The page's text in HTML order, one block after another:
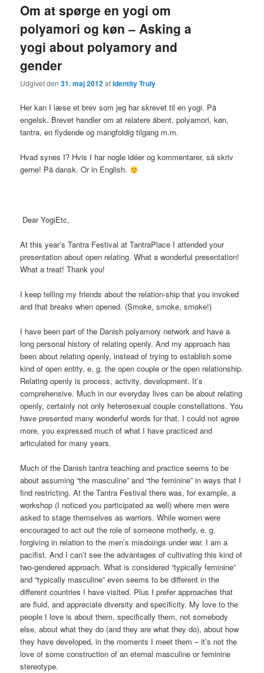
Om at spørge en yogi om
polyamori og køn – Asking a
yogi about polyamory and
gender
Udgivet den31. maj 2012afIdentity Truly
Her kan I læse et brev som jeg har skrevet til en yogi. På
engelsk. Brevet handler om at relatere åbent, polyamori, køn,
tantra, en flydende og mangfoldig tilgang m.m.
Hvad synes I? Hvis I har nogle idéer og kommentarer, så skriv
gerne! På dansk. Or in English.
Dear YogiEtc,
At this year’s Tantra Festival at TantraPlace I attended your
presentation about open relating. What a wonderful presentation!
What a treat! Thank you!
I keep telling my friends about the relation-ship that you invoked
and that breaks when opened. (Smoke, smoke, smoke!)
I have been part of the Danish polyamory network and have a
long personal history of relating openly. And my approach has
been about relating openly, instead of trying to establish some
kind of open entity, e. g. the open couple or the open relationship.
Relating openly is process, activity, development. It’s
comprehensive. Much in our everyday lives can be about relating
openly, certainly not only heterosexual couple constellations. You
have presented many wonderful words for that. I could not agree
more, you expressed much of what I have practiced and
articulated for many years.
Much of the Danish tantra teaching and practice seems to be
about assuming “the masculine” and “the feminine” in ways that I
find restricting. At the Tantra Festival there was, for example, a
workshop (I noticed you participated as well) where men were
asked to stage themselves as warriors. While women were
encouraged to act out the role of someone motherly, e. g.
forgiving in relation to the men’s misdoings under war. I am a
pacifist. And I can’t see the advantages of cultivating this kind of
two-gendered approach. What is considered “typically feminine”
and “typically masculine” even seems to be different in the
different countries I have visited. Plus I prefer approaches that
are fluid, and appreciate diversity and specificity. My love to the
people I love is about them, specifically them, not somebody
else, about what they do (and they are what they do), about how
they have developed, in the moments I meet them – it’s not the
love of some construction of an eternal masculine or feminine
stereotype.